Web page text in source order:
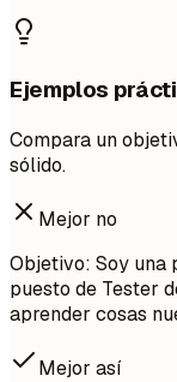
Ejemplos
Compara un
sólido.
Mejor no
Objetivo: Soy una
puesto de Tester
aprender cosas
Mejor así